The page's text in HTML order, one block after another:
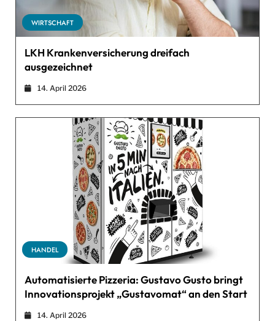
WIRTSCHAFT
LKH Krankenversicherung dreifach
ausgezeichnet
14. April 2026
HANDEL
Automatisierte Pizzeria: Gustavo Gusto bringt
Innovationsprojekt „Gustavomat“ an den Start
14. April 2026